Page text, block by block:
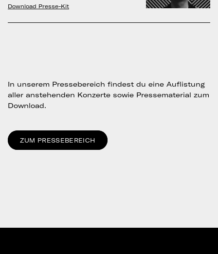
Download Presse-Kit
In unserem Pressebereich findest du eine Auflistung
aller anstehenden Konzerte sowie Pressematerial zum
Download.
ZUM PRESSEBEREICH